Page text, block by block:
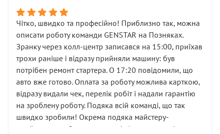
спроба продати дорогий вузол замість елементарних
ущільнювачів.
Що прикро — це не перший мій візит. Раніше міняв у
вас стартер, і тоді сервіс наче справив хороше
враження. Але згодом знайшов декілька гайок під
лобовим склом. Мені пояснили, що це “старі гайки, які
відкручували”, і попросили не хвилюватися. ( надіюсь
новий власник, не застяг в полі))
Але після нинішнього візиту такі дрібниці вже не
здаються дрібницями.
Я — клієнт, який працює на довірі, і саме її цей сервіс
Чітко, швидко та професійно! Приблизно так, можна
описати роботу команди GENSTAR на Позняках.
Зранку через колл-центр записався на 15:00, приїхав
трохи раніше і відразу прийняли машину: був
потрібен ремонт стартера. О 17:20 повідомили, що
авто вже готово. Оплата за роботу можлива карткою,
відразу видали чек, перелік робіт і надали гарантію
на зроблену роботу. Подяка всій команді, що так
швидко зробили! Окрема подяка майстеру-
приймальнику Олександру: всі чітко та по суті.